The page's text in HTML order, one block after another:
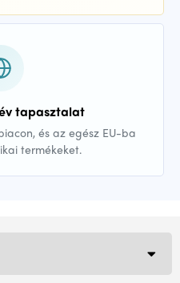
tapasztalat
és az egész EU-ba
termékeket.